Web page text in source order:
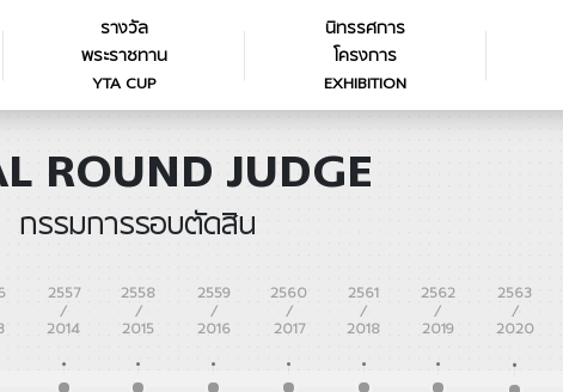
รางวัล
พระราชทาน
YTA CUP
นิทรรศการ
โครงการ
EXHIBITION
ROUND JUDGE
กรรมการรอบตัดสิน
2557
/
2014
2558
/
2015
2559
/
2016
2560
/
2017
2561
/
2018
2562
/
2019
2563
/
2020